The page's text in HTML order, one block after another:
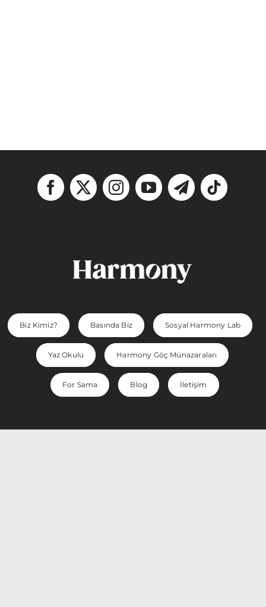
Biz Kimiz? Basında Biz Sosyal Harmony Lab
Yaz Okulu Harmony Göç Münazaraları
For Sama Blog İletişim